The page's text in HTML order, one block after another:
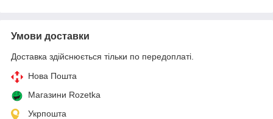
Умови доставки
Доставка здійснюється тільки по передоплаті.
Нова Пошта
Магазини Rozetka
Укрпошта